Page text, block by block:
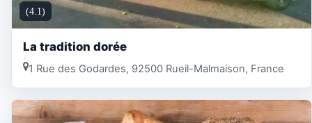
(4.1)
La tradition dorée
1 Rue des Godardes, 92500 Rueil-Malmaison, France